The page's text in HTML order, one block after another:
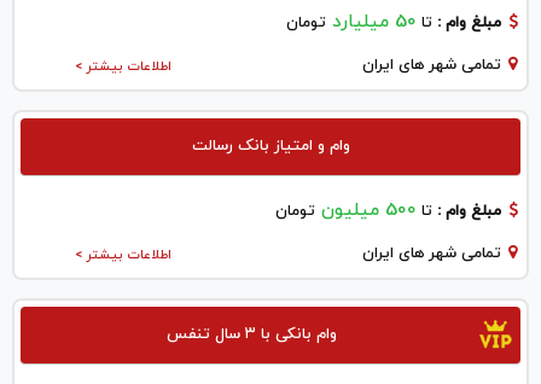
مبلغ وام : تا 50 میلیارد تومان
اطلاعات بیشتر > تمامی شهر های ایران
وام و امتیاز بانک رسالت
مبلغ وام : تا 500 میلیون تومان
اطلاعات بیشتر > تمامی شهر های ایران
وام بانکی با ۳ سال تنفس